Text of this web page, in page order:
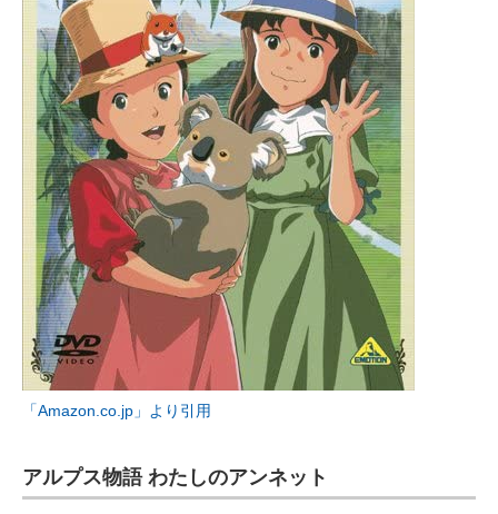
「Amazon.co.jp」より引用
アルプス物語 わたしのアンネット